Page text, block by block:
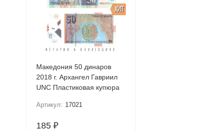
ХИТ
Македония 50 динаров
2018 г. Архангел Гавриил
UNC Пластиковая купюра
Артикул: 17021
185 ₽